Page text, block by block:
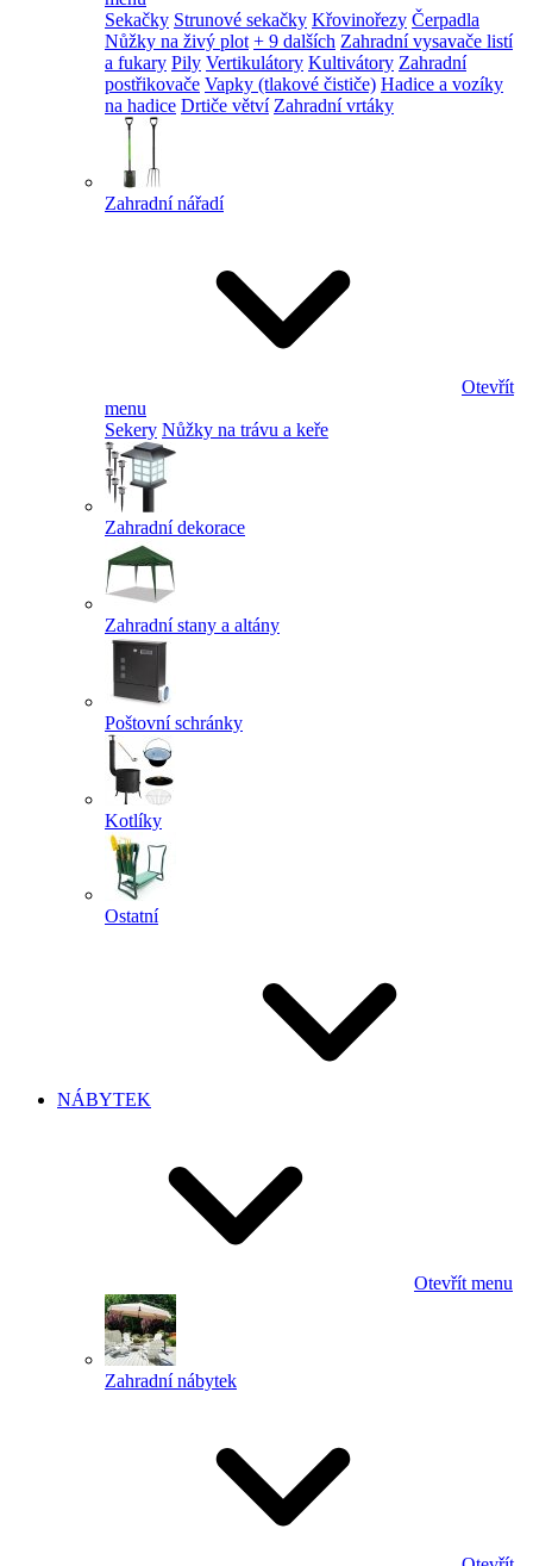
Sekačky Strunové sekačky Křovinořezy Čerpadla
Nůžky na živý plot + 9 dalších Zahradní vysavače listí
a fukary Pily Vertikulátory Kultivátory Zahradní
postřikovače Vapky (tlakové čističe) Hadice a vozíky
na hadice Drtiče větví Zahradní vrtáky
Zahradní nářadí
Otevřít
menu
Sekery Nůžky na trávu a keře
Zahradní dekorace
Zahradní stany a altány
Poštovní schránky
Kotlíky
Ostatní
NÁBYTEK
Otevřít menu
Zahradní nábytek